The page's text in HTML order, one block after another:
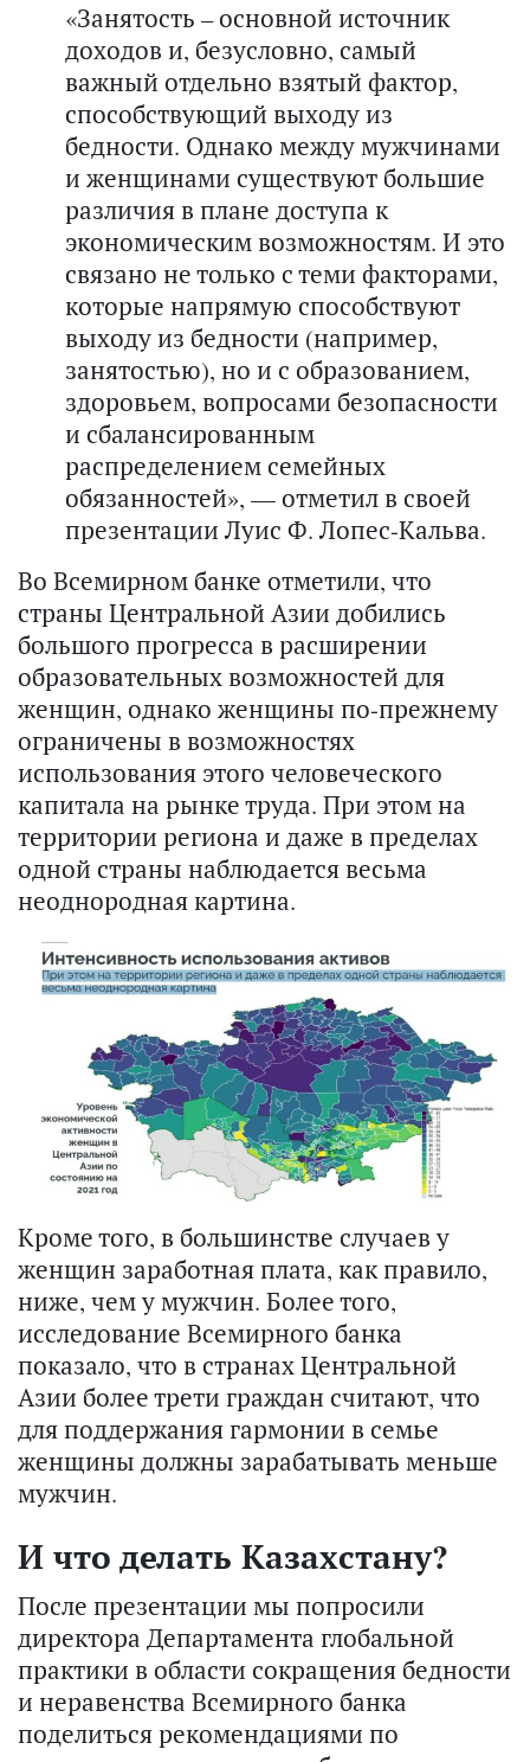
«Занятость – основной источник
доходов и, безусловно, самый
важный отдельно взятый фактор,
способствующий выходу из
бедности. Однако между мужчинами
и женщинами существуют большие
различия в плане доступа к
экономическим возможностям. И это
связано не только с теми факторами,
которые напрямую способствуют
выходу из бедности (например,
занятостью), но и с образованием,
здоровьем, вопросами безопасности
и сбалансированным
распределением семейных
обязанностей», — отметил в своей
презентации Луис Ф. Лопес-Кальва.
Во Всемирном банке отметили, что
страны Центральной Азии добились
большого прогресса в расширении
образовательных возможностей для
женщин, однако женщины по-прежнему
ограничены в возможностях
использования этого человеческого
капитала на рынке труда. При этом на
территории региона и даже в пределах
одной страны наблюдается весьма
неоднородная картина.
Кроме того, в большинстве случаев у
женщин заработная плата, как правило,
ниже, чем у мужчин. Более того,
исследование Всемирного банка
показало, что в странах Центральной
Азии более трети граждан считают, что
для поддержания гармонии в семье
женщины должны зарабатывать меньше
мужчин.
И что делать Казахстану?
После презентации мы попросили
директора Департамента глобальной
практики в области сокращения бедности
и неравенства Всемирного банка
поделиться рекомендациями по